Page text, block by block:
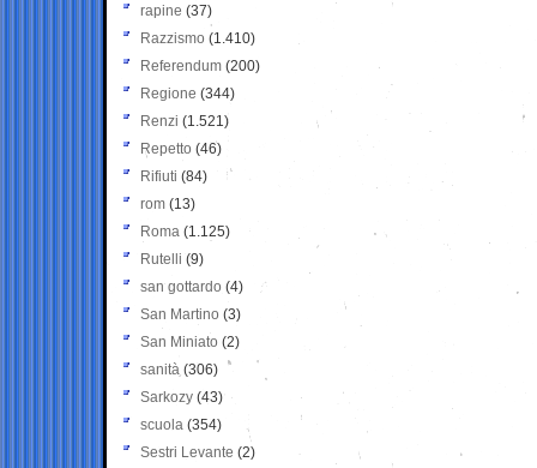
rapine (37)
Razzismo (1.410)
Referendum (200)
Regione (344)
Renzi (1.521)
Repetto (46)
Rifiuti (84)
rom (13)
Roma (1.125)
Rutelli (9)
san gottardo (4)
San Martino (3)
San Miniato (2)
sanità (306)
Sarkozy (43)
scuola (354)
Sestri Levante (2)